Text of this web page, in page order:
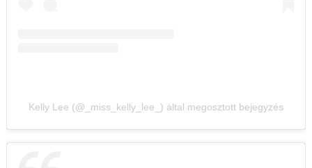
Kelly Lee (@_miss_kelly_lee_) által megosztott bejegyzés